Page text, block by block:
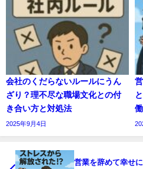
会社のくだらないルールにうん
ざり？理不尽な職場文化との付
き合い方と対処法
2025年9月4日
営業を辞めて幸せ